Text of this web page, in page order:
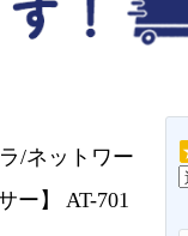
/ネットワー
ー】 AT-701